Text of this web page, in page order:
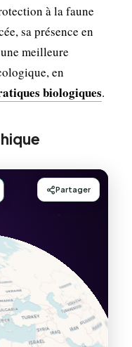
à la faune
sa présence en
meilleure
en
biologiques.